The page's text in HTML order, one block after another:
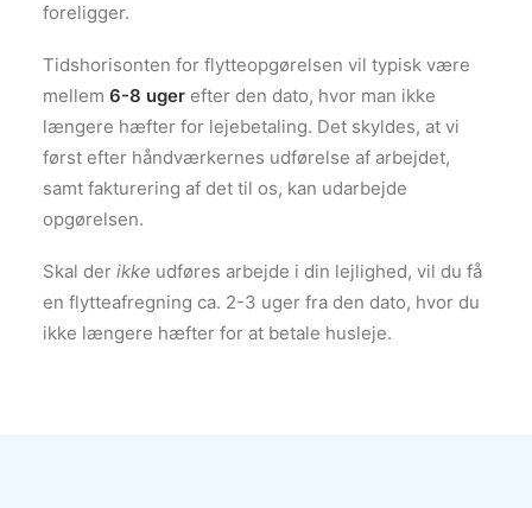
foreligger.
Tidshorisonten for flytteopgørelsen vil typisk være
mellem 6-8 uger efter den dato, hvor man ikke
længere hæfter for lejebetaling. Det skyldes, at vi
først efter håndværkernes udførelse af arbejdet,
samt fakturering af det til os, kan udarbejde
opgørelsen.
Skal der ikke udføres arbejde i din lejlighed, vil du få
en flytteafregning ca. 2-3 uger fra den dato, hvor du
ikke længere hæfter for at betale husleje.